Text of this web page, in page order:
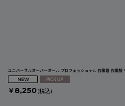
ユニバーサルオーバーオール プロフェッショナル 作業着 作業
￥ 8,250 (税込)